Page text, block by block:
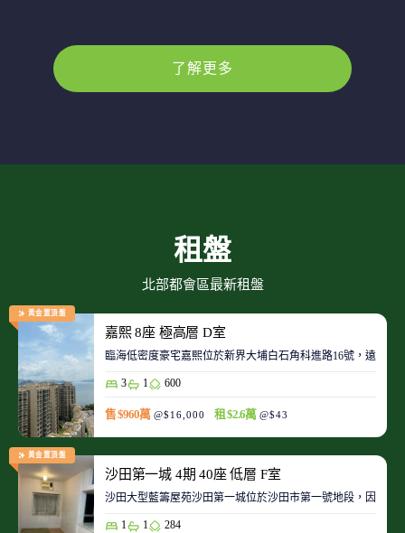
了解更多
租盤
北部都會區最新租盤
黃金置頂盤
嘉熙 8座 極高層 D室
臨海低密度豪宅嘉熙位於新界大埔白石角科進路16號，遠離
3 1 600
售 $960萬 @$16,000 租 $2.6萬 @$43
黃金置頂盤
沙田第一城 4期 40座 低層 F室
沙田大型藍籌屋苑沙田第一城位於沙田市第一號地段，因此
1 1 284